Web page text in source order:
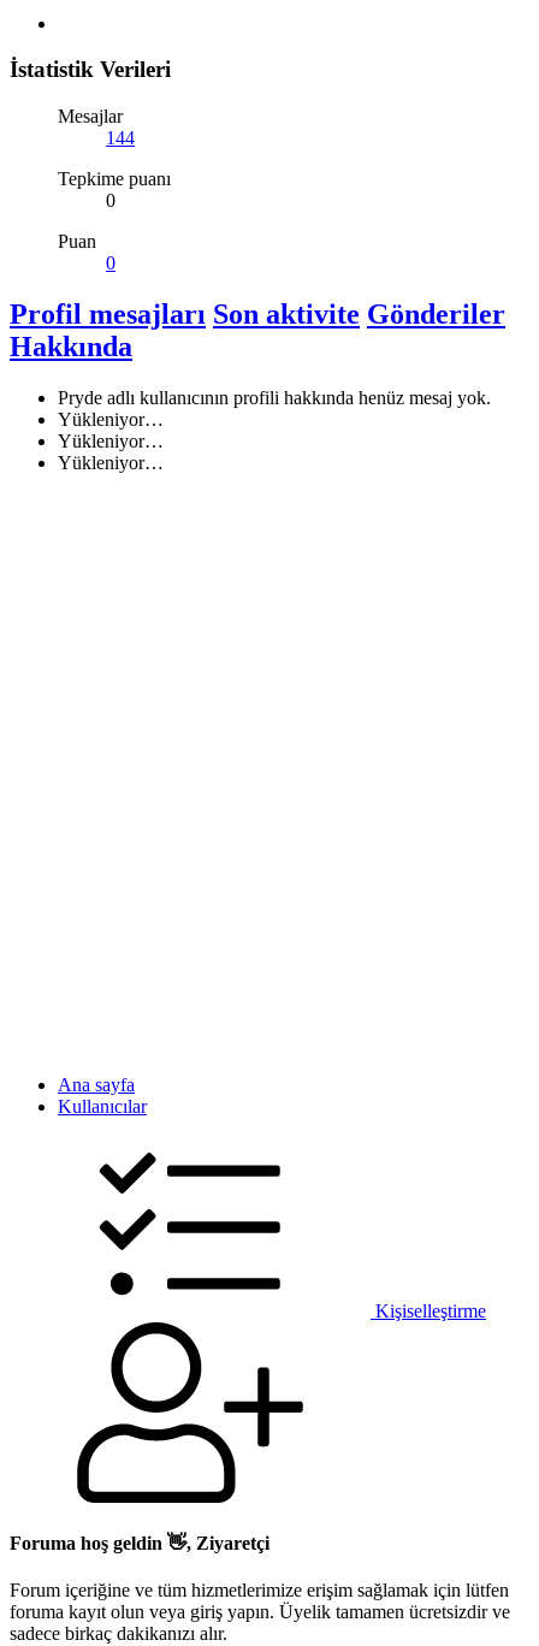
İstatistik Verileri
Mesajlar
144
Tepkime puanı
0
Puan
0
Profil mesajları Son aktivite Gönderiler
Hakkında
Pryde adlı kullanıcının profili hakkında henüz mesaj yok.
Yükleniyor…
Yükleniyor…
Yükleniyor…
Ana sayfa
Kullanıcılar
Kişiselleştirme
Foruma hoş geldin 👋, Ziyaretçi
Forum içeriğine ve tüm hizmetlerimize erişim sağlamak için lütfen
foruma kayıt olun veya giriş yapın. Üyelik tamamen ücretsizdir ve
sadece birkaç dakikanızı alır.